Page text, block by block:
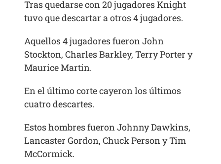
Tras quedarse con 20 jugadores Knight
tuvo que descartar a otros 4 jugadores.
Aquellos 4 jugadores fueron John
Stockton, Charles Barkley, Terry Porter y
Maurice Martin.
En el último corte cayeron los últimos
cuatro descartes.
Estos hombres fueron Johnny Dawkins,
Lancaster Gordon, Chuck Person y Tim
McCormick.